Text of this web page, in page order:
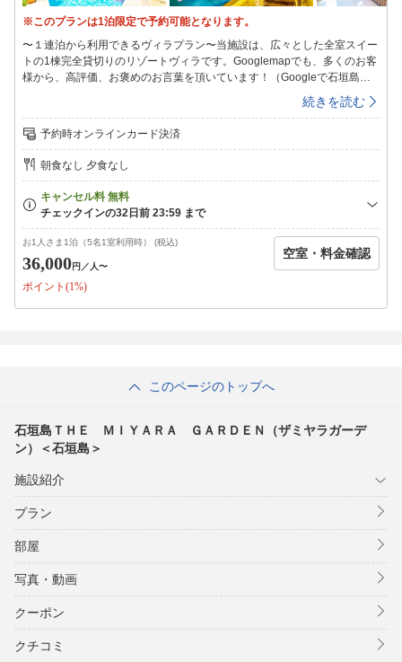
メールのご確認をお願いいたします！
※このプランは1泊限定で予約可能となります。
〜１連泊から利用できるヴィラプラン〜当施設は、広々とした全室スイー
トの1棟完全貸切りのリゾートヴィラです。Googlemapでも、多くのお客
様から、高評価、お褒めのお言葉を頂いています！（Googleで石垣島ザ
ミヤラガーデンと検索！）別荘感覚あふれる南国のリゾートヴィラは、石
垣島で最高グレードのバケーションリゾート。空港と市街地の真ん中に位
置する便利な宮良地区にあり、南国らしい開放感と光あふれるリゾートヴ
ィラです。カップル、ファミリー、グループ利用にもおすすめです！（小
学生以下のお子様は大人1名様に付き1名【無料】でご利用可能！）、ワー
ケーション、仕事利用でもピッタリ☆彡石垣島ザミヤラガーデンで、あな
たのリゾート物語を是非お楽しみ下さいませ！《プラン特典》・小学生以
下のお子様は、大人1名様に付き1名分無料！・このプランはBBQ台のレ
ンタル料は無料！（通常レンタル代3000円）※食材、炭、着火剤はお客
様でご用意下さい・ウエルカムドリンクサービス！さんぴん茶、ミネラル
ウォーター、コーヒーパックなどご人数様分プレゼント！《施設特徴》・
貸別荘スタイルのリゾートヴィラなのでお酒、飲み物、食材など持ち込み
自由。近隣のスーパーで食材を買ってご自由にお楽しみ下さい。・長期滞
ンプー、コンディショナー、ボディソープ、リキッドクレンジング、クレ
15:00/チェックアウト10:00鍵のお渡し方法は、予約完了後、楽天トラベ
ル管理ページ内から、ご連絡致します。数日内に送付される詳細メールの
続きを読む
予約時オンラインカード決済
朝食なし 夕食なし
お1人さま1泊（5名1室利用時） (税込)
36,000円 ／人〜
ポイント(1%)
空室・料金確認
このページのトップへ
石垣島ＴＨＥ ＭＩＹＡＲＡ ＧＡＲＤＥＮ（ザミヤラガーデ
ン）＜石垣島＞
施設紹介
プラン
部屋
写真・動画
クーポン
クチコミ